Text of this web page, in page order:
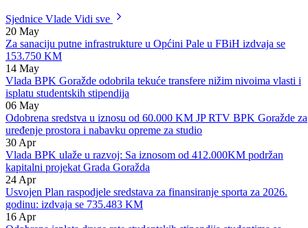
unutrašnjih poslova da provede postupak nabavke terenskog
vozila i motocikla za policijsko patroliranje.
Sjednice Vlade
20 May
Za sanaciju putne infrastrukture u Općini Pale u FBiH izdvaja se
153.750 KM
14 May
Vlada BPK Goražde odobrila tekuće transfere nižim nivoima vlasti i
isplatu studentskih stipendija
06 May
Odobrena sredstva u iznosu od 60.000 KM JP RTV BPK Goražde za
uređenje prostora i nabavku opreme za studio
30 Apr
Vlada BPK ulaže u razvoj: Sa iznosom od 412.000KM podržan
kapitalni projekat Grada Goražda
24 Apr